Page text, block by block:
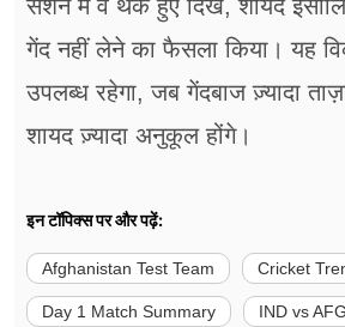
सेशन में वे थके हुए दिखे, शायद
गेंद नहीं लेने का फैसला किया। यह
उपलब्ध रहेगा, जब गेंदबाज ज़्यादा
शायद ज़्यादा अनुकूल होंगे।
इन टॉपिक्स पर और पढ़ें:
Afghanistan Test Team Cricket
Day 1 Match Summary IND vs